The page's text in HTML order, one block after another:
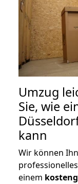
Umzug
Sie, wie
kann
Wir können
einem